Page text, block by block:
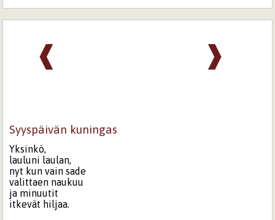
❱
❰
Syyspäivän kuningas
Yksinkö,
lauluni laulan,
nyt kun vain sade
valittaen naukuu
ja minuutit
itkevät hiljaa.